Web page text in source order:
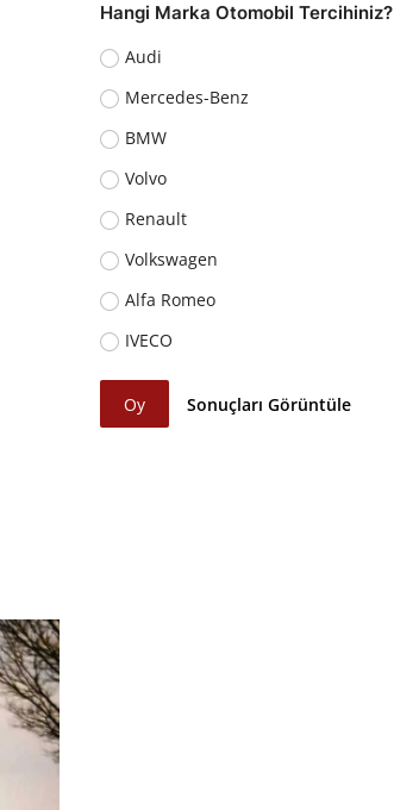
Hangi Marka Otomobil Tercihiniz?
Audi
Mercedes-Benz
BMW
Volvo
Renault
Volkswagen
Alfa Romeo
IVECO
Oy Sonuçları Görüntüle